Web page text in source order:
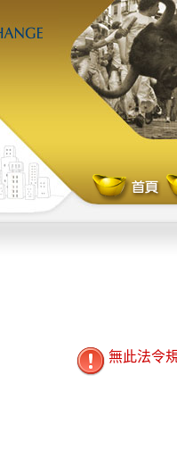
無此法令